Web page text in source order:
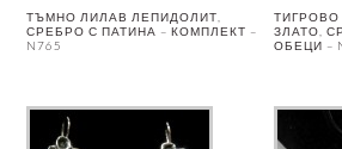
ТЪМНО ЛИЛАВ ЛЕПИДОЛИТ,
СРЕБРО С ПАТИНА – КОМПЛЕКТ –
N765
ЗЛАТО,
ОБЕЦИ –